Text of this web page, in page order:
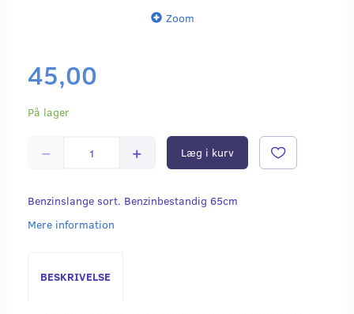
Zoom
45,00
På lager
Læg i kurv
Benzinslange sort. Benzinbestandig 65cm
Mere information
BESKRIVELSE